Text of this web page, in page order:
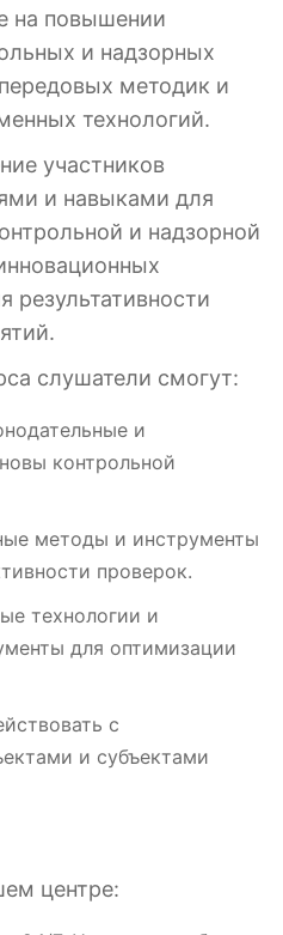
на повышении
и надзорных
методик и
технологий.
участников
и навыками для
и надзорной
результативности
слушатели смогут:
и
контрольной
методы и инструменты
проверок.
технологии и
для оптимизации
с
и субъектами
центре: